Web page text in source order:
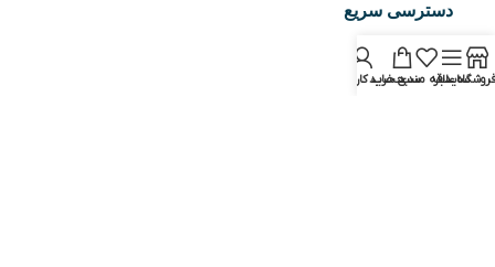
دسترسی سریع
صفحه اصلی
فروشگاه
فروشگاهسایدبار
علاقه مندیسبد خرید
حساب کاربری من